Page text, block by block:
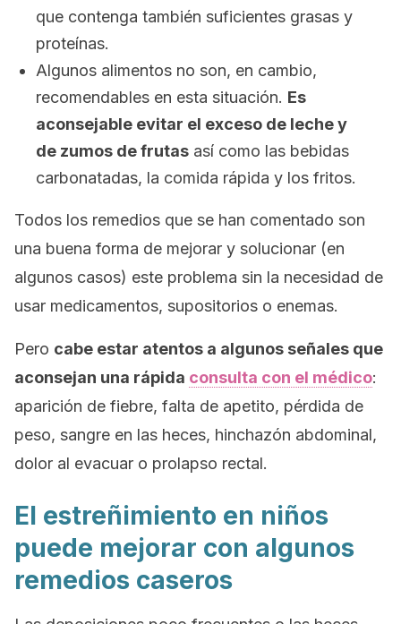
que contenga también suficientes grasas y
proteínas.
Algunos alimentos no son, en cambio,
recomendables en esta situación. Es
aconsejable evitar el exceso de leche y
de zumos de frutas así como las bebidas
carbonatadas, la comida rápida y los fritos.
Todos los remedios que se han comentado son
una buena forma de mejorar y solucionar (en
algunos casos) este problema sin la necesidad de
usar medicamentos, supositorios o enemas.
Pero cabe estar atentos a algunos señales que
aconsejan una rápida consulta con el médico:
aparición de fiebre, falta de apetito, pérdida de
peso, sangre en las heces, hinchazón abdominal,
dolor al evacuar o prolapso rectal.
El estreñimiento en niños
puede mejorar con algunos
remedios caseros